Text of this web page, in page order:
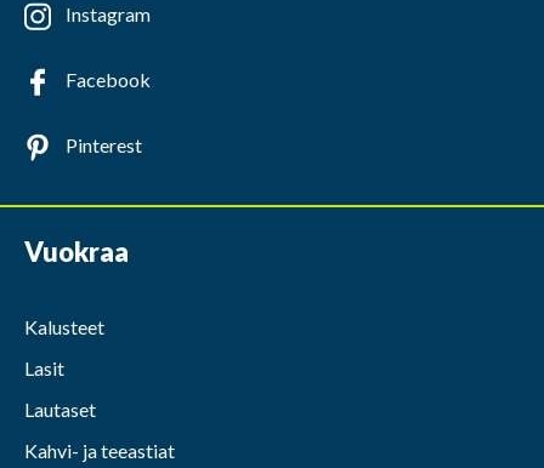
Instagram
Facebook
Pinterest
Vuokraa
Kalusteet
Lasit
Lautaset
Kahvi- ja teeastiat